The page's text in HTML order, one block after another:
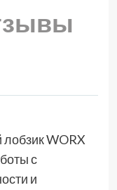
WORX
с
и